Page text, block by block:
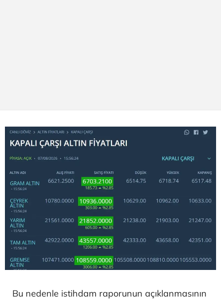
Bu nedenle istihdam raporunun açıklanmasının